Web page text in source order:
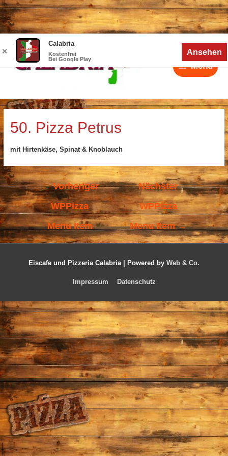
Inhalt
springen
Menü
Menü
50. Pizza Petrus
mit Hirtenkäse, Spinat & Knoblauch
Beitragsnavigation
←Vorheriger
WPPizza
Menu Item
Nächster
WPPizza
Menu Item→
Eiscafe und Pizzeria Calabria | Powered by Web & Co.
Impressum Datenschutz
✕
Calabria
Kostenfrei
Bei Google Play
Ansehen